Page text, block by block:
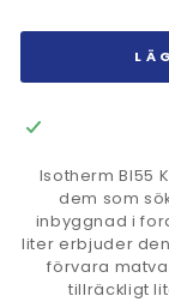
Isotherm BI55
dem som
inbyggnad i
liter erbjuder
förvara
tillräckligt